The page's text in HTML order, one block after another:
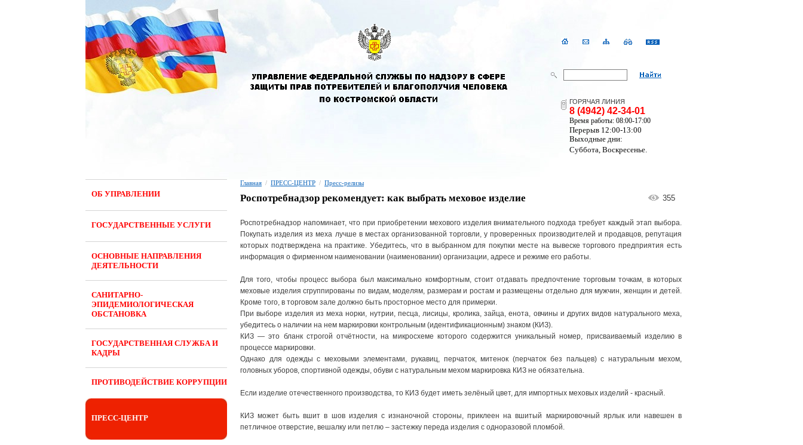
ГОРЯЧАЯ ЛИНИЯ
8 (4942) 42-34-01
Время работы: 08:00-17:00
Перерыв 12:00-13:00
Выходные дни:
Суббота, Воскресенье.
ОБ УПРАВЛЕНИИ
ГОСУДАРСТВЕННЫЕ УСЛУГИ
ОСНОВНЫЕ НАПРАВЛЕНИЯ
ДЕЯТЕЛЬНОСТИ
САНИТАРНО-
ЭПИДЕМИОЛОГИЧЕСКАЯ
ОБСТАНОВКА
ГОСУДАРСТВЕННАЯ СЛУЖБА И
КАДРЫ
ПРОТИВОДЕЙСТВИЕ КОРРУПЦИИ
ПРЕСС-ЦЕНТР
Главная / ПРЕСС-ЦЕНТР / Пресс-релизы
Роспотребнадзор рекомендует: как выбрать меховое изделие 355
Роспотребнадзор напоминает, что при приобретении мехового изделия внимательного подхода требует каждый этап выбора.
Покупать изделия из меха лучше в местах организованной торговли, у проверенных производителей и продавцов, репутация
которых подтверждена на практике. Убедитесь, что в выбранном для покупки месте на вывеске торгового предприятия есть
информация о фирменном наименовании (наименовании) организации, адресе и режиме его работы.
Для того, чтобы процесс выбора был максимально комфортным, стоит отдавать предпочтение торговым точкам, в которых
меховые изделия сгруппированы по видам, моделям, размерам и ростам и размещены отдельно для мужчин, женщин и детей.
Кроме того, в торговом зале должно быть просторное место для примерки.
При выборе изделия из меха норки, нутрии, песца, лисицы, кролика, зайца, енота, овчины и других видов натурального меха,
убедитесь о наличии на нем маркировки контрольным (идентификационным) знаком (КИЗ).
КИЗ — это бланк строгой отчётности, на микросхеме которого содержится уникальный номер, присваиваемый изделию в
процессе маркировки.
Однако для одежды с меховыми элементами, рукавиц, перчаток, митенок (перчаток без пальцев) с натуральным мехом,
головных уборов, спортивной одежды, обуви с натуральным мехом маркировка КИЗ не обязательна.
Если изделие отечественного производства, то КИЗ будет иметь зелёный цвет, для импортных меховых изделий - красный.
КИЗ может быть вшит в шов изделия с изнаночной стороны, приклеен на вшитый маркировочный ярлык или навешен в
петличное отверстие, вешалку или петлю – застежку переда изделия с одноразовой пломбой.